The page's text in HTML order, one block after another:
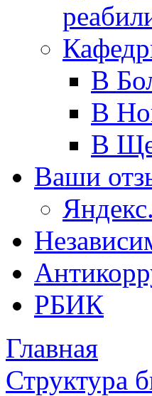
В
В
В
Ваши
РБИК
Главная
Структура